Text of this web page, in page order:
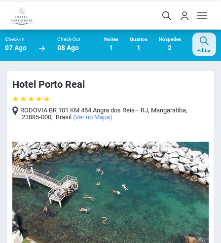
Check-In
07 Ago
Check-Out
08 Ago
Noites
1
Quartos
1
Hóspedes
2 Editar
Hotel Porto Real
RODOVIA BR 101 KM 454 Angra dos Reis– RJ, Mangaratiba,
23885-000, Brasil (Ver no Mapa)